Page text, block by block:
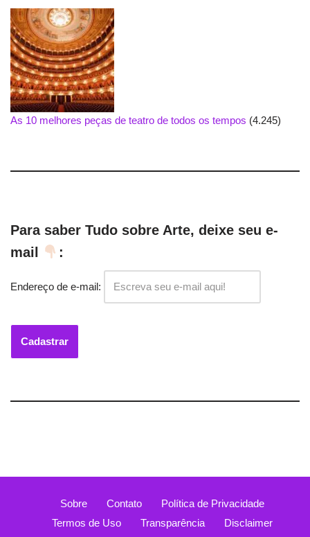
As 10 melhores peças de teatro de todos os tempos (4.245)
Para saber Tudo sobre Arte, deixe seu e-
mail
:
Endereço de e-mail:
Sobre Contato
Política de Privacidade
Termos de Uso
Transparência
Disclaimer